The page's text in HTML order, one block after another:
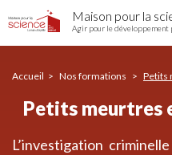
meurtres
au
Maison pour la
Agir pour le développement
Accueil Nos formations Petits
Petits meurtres
L’investigation